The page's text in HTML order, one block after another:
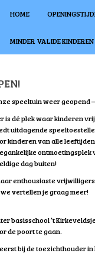
HOME
MINDER VALIDE KINDEREN
speeltuin weer geopend
is dé plek waar kinderen
uitdagende
kinderen van alle
ontmoetingsplek
dag buiten!
enthousiaste
, we vertellen je graag meer!
basisschool ’t
de poort te gaan.
bij de toezichthouder